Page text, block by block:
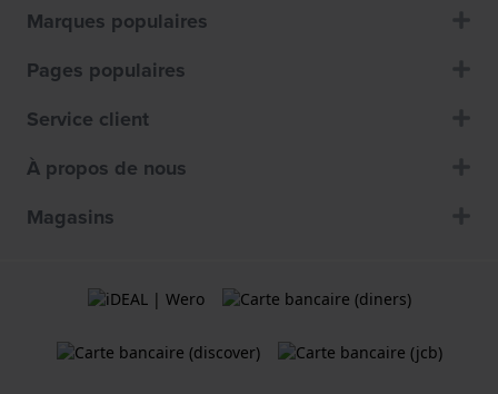
Marques populaires
Pages populaires
Service client
À propos de nous
Magasins